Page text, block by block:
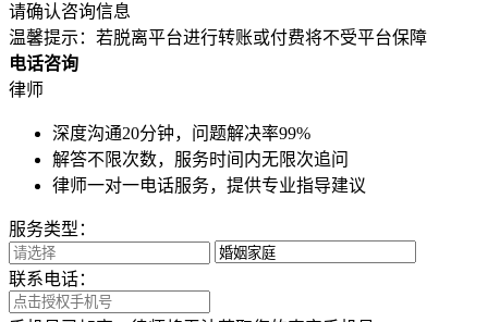
请确认咨询信息
温馨提示：若脱离平台进行转账或付费将不受平台保障
电话咨询
律师
深度沟通20分钟，问题解决率99%
解答不限次数，服务时间内无限次追问
律师一对一电话服务，提供专业指导建议
服务类型：
联系电话：